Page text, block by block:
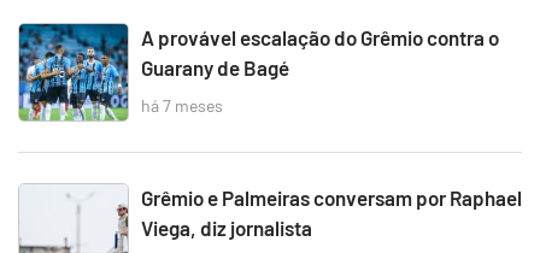
A provável escalação do Grêmio contra o
Guarany de Bagé
há 7 meses
Grêmio e Palmeiras conversam por Raphael
Viega, diz jornalista